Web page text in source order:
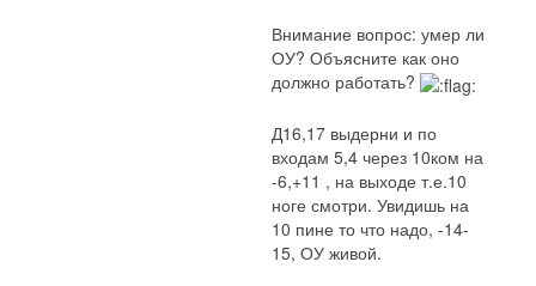
Внимание вопрос: умер ли
ОУ? Объясните как оно
должно работать?
Д16,17 выдерни и по
входам 5,4 через 10ком на
-6,+11 , на выходе т.е.10
ноге смотри. Увидишь на
10 пине то что надо, -14-
15, ОУ живой.